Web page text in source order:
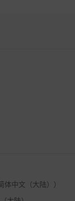
中文（大陆））